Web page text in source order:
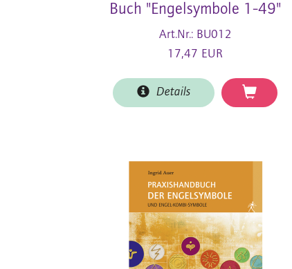
Buch "Engelsymbole 1-49"
Art.Nr.: BU012
17,47 EUR
Details